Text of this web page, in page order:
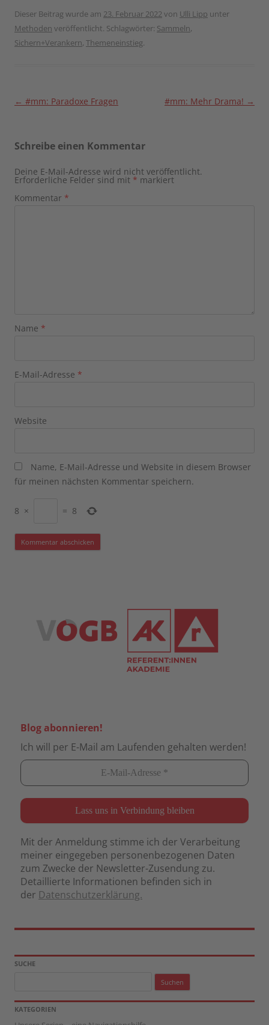
Dieser Beitrag wurde am 23. Februar 2022von Ulli Lipp unter
Methoden veröffentlicht. Schlagwörter: Sammeln,
Sichern+Verankern, Themeneinstieg.
Beitragsnavigation
← #mm: Paradoxe Fragen #mm: Mehr Drama! →
Schreibe einen Kommentar
Deine E-Mail-Adresse wird nicht veröffentlicht.
Erforderliche Felder sind mit * markiert
Kommentar *
Name *
E-Mail-Adresse *
Website
Name, E-Mail-Adresse und Website in diesem Browser
für meinen nächsten Kommentar speichern.
8 × = 8
Blog abonnieren!
Ich will per E-Mail am Laufenden gehalten werden!
Mit der Anmeldung stimme ich der Verarbeitung
meiner eingegeben personenbezogenen Daten
zum Zwecke der Newsletter-Zusendung zu.
Detaillierte Informationen befinden sich in
der Datenschutzerklärung.
SUCHE
KATEGORIEN